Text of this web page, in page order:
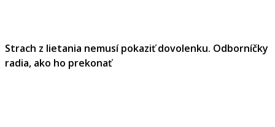
Strach z lietania nemusí pokaziť dovolenku. Odborníčky
radia, ako ho prekonať